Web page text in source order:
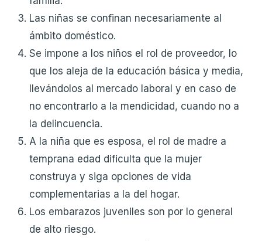
Las niñas se confinan necesariamente al
ámbito doméstico.
Se impone a los niños el rol de proveedor, lo
que los aleja de la educación básica y media,
llevándolos al mercado laboral y en caso de
no encontrarlo a la mendicidad, cuando no a
la delincuencia.
A la niña que es esposa, el rol de madre a
temprana edad dificulta que la mujer
construya y siga opciones de vida
complementarias a la del hogar.
Los embarazos juveniles son por lo general
de alto riesgo.